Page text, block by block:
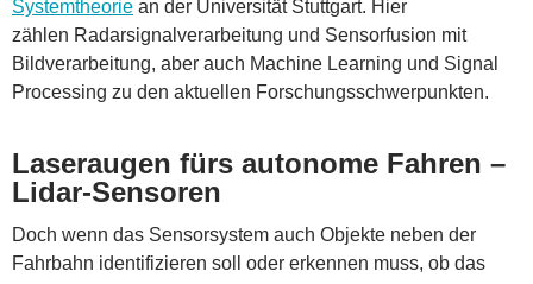
Systemtheorie an der Universität Stuttgart. Hier
zählen Radarsignalverarbeitung und Sensorfusion mit
Bildverarbeitung, aber auch Machine Learning und Signal
Processing zu den aktuellen Forschungsschwerpunkten.
Laseraugen fürs autonome Fahren –
Lidar-Sensoren
Doch wenn das Sensorsystem auch Objekte neben der
Fahrbahn identifizieren soll oder erkennen muss, ob das